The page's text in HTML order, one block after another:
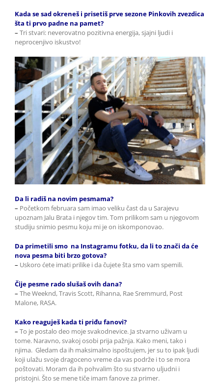
Kada se sad okreneš i prisetiš prve sezone Pinkovih zvezdica
šta ti prvo padne na pamet?
– Tri stvari: neverovatno pozitivna energija, sjajni ljudi i
neprocenjivo iskustvo!
Da li radiš na novim pesmama?
– Početkom februara sam imao veliku čast da u Sarajevu
upoznam Jalu Brata i njegov tim. Tom prilikom sam u njegovom
studiju snimio pesmu koju mi je on iskomponovao.
Da primetili smo na Instagramu fotku, da li to znači da će
nova pesma biti brzo gotova?
– Uskoro ćete imati prilike i da čujete šta smo vam spemili.
Čije pesme rado slušaš ovih dana?
– The Weeknd, Travis Scott, Rihanna, Rae Sremmurd, Post
Malone, RASA.
Kako reaguješ kada ti priđu fanovi?
– To je postalo deo moje svakodnevice. Ja stvarno uživam u
tome. Naravno, svakoj osobi prija pažnja. Kako meni, tako i
njima. Gledam da ih maksimalno ispoštujem, jer su to ipak ljudi
koji ulažu svoje dragoceno vreme da vas podrže i to se mora
poštovati. Moram da ih pohvalim što su stvarno uljudni i
pristojni. Što se mene tiče imam fanove za primer.